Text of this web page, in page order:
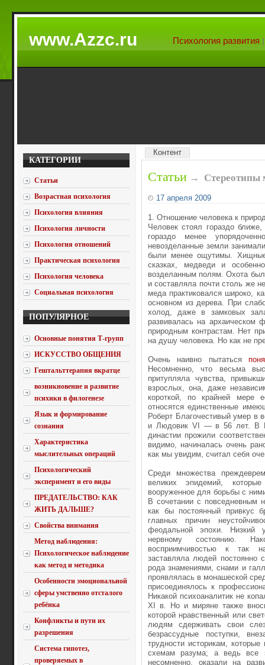
www.Azzc.ru Психология развития
КАТЕГОРИИ
Статьи
Возрастная психология
Психология влияния
Психология личности
Психология отношений
Практическая психология
Психология человека
Социальная психология
ПОПУЛЯРНОЕ
Основные понятия Т-групп
ИСКУССТВО ОБЩЕНИЯ
Гештальттерапия вкратце
возникновение и развитие
психики в филогенезе
Язык и формирование
сознания
Характеристика
мыслительных операций
Психологический
эксперимент и его виды
ПРЕДАТЕЛЬСТВО: КАК
ЖИТЬ ДАЛЬШЕ?
Свойства внимания
Метод наблюдения:
Психологическое наблюдение
как метод и методика
Особенности эмоциональной
сферы умственно отсталого
ребёнка
Конфликты и пути их
разрешения
Система гипотез,
проверяемых в
Контент
Статьи → Стереотипы
17 апреля 2009
1. Отношение человека к
Человек стоял гораздо
гораздо менее
невозделанные земли
были менее ощутимы.
сказках, медведи и
возделанным полям. Охота
и составляла почти столь же
меда практиковался широко,
основном из дерева. При
холод, даже в замковых
развивалась на архаическом
природным контрастам. Нет
на душу человека. Но как не
Очень наивно пытаться
Несомненно, что весьма
притупляла чувства,
взрослых, она, даже
короткой, по крайней мере
относятся единственные
Роберт Благочестивый умер в
и Людовик VI — в 56 лет. В
династии прожили
видимо, начиналась очень
как мы увидим, считал себя
Среди множества
великих эпидемий,
вооруженное для борьбы с
В сочетании с повседневным
как бы постоянный привкус
главных причин
феодальной эпохи. Низкий
нервному состоянию.
восприимчивостью к так
заставляла людей постоянно
рода знамениями, снами и
проявлялась в монашеской
присоединялось к
Никакой психоаналитик не
XI в. Но и миряне также
которой нравственный или
людям сдерживать свои
безрассудные поступки,
трудности историкам,
схемам разума; а ведь все
несомненно, оказали на